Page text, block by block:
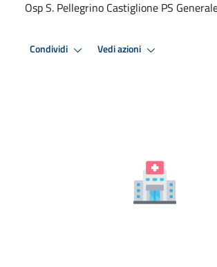
Osp S. Pellegrino Castiglione PS
Condividi Vedi azioni